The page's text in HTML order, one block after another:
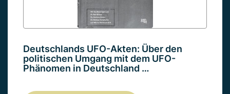
Deutschlands UFO-Akten: Über den
politischen Umgang mit dem UFO-
Phänomen in Deutschland …